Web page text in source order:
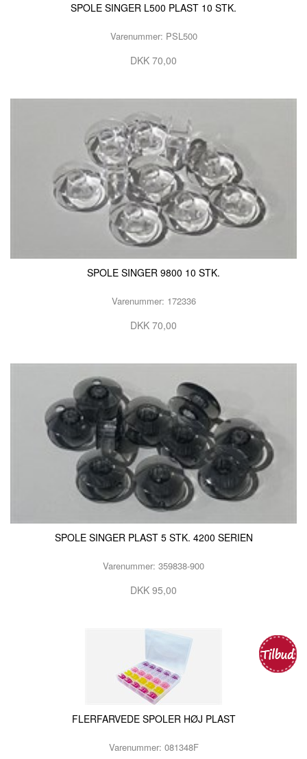
SPOLE SINGER L500 PLAST 10 STK.
Varenummer: PSL500
DKK 70,00
SPOLE SINGER 9800 10 STK.
Varenummer: 172336
DKK 70,00
SPOLE SINGER PLAST 5 STK. 4200 SERIEN
Varenummer: 359838-900
DKK 95,00
FLERFARVEDE SPOLER HØJ PLAST
Varenummer: 081348F